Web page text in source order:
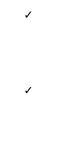
✓
✓